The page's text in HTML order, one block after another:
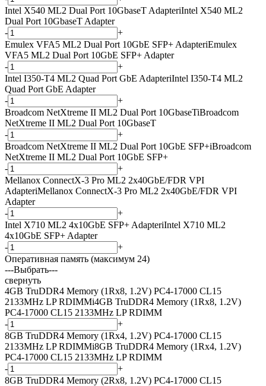
Intel X540 ML2 Dual Port 10GbaseT AdapteriIntel X540 ML2
Dual Port 10GbaseT Adapter
-
+
Emulex VFA5 ML2 Dual Port 10GbE SFP+ AdapteriEmulex
VFA5 ML2 Dual Port 10GbE SFP+ Adapter
-
+
Intel I350-T4 ML2 Quad Port GbE AdapteriIntel I350-T4 ML2
Quad Port GbE Adapter
-
+
Broadcom NetXtreme II ML2 Dual Port 10GbaseTiBroadcom
NetXtreme II ML2 Dual Port 10GbaseT
-
+
Broadcom NetXtreme II ML2 Dual Port 10GbE SFP+iBroadcom
NetXtreme II ML2 Dual Port 10GbE SFP+
-
+
Mellanox ConnectX-3 Pro ML2 2x40GbE/FDR VPI
AdapteriMellanox ConnectX-3 Pro ML2 2x40GbE/FDR VPI
Adapter
-
+
Intel X710 ML2 4x10GbE SFP+ AdapteriIntel X710 ML2
4x10GbE SFP+ Adapter
-
+
Оперативная память (максимум 24)
---Выбрать---
свернуть
4GB TruDDR4 Memory (1Rx8, 1.2V) PC4-17000 CL15
2133MHz LP RDIMMi4GB TruDDR4 Memory (1Rx8, 1.2V)
PC4-17000 CL15 2133MHz LP RDIMM
-
+
8GB TruDDR4 Memory (1Rx4, 1.2V) PC4-17000 CL15
2133MHz LP RDIMMi8GB TruDDR4 Memory (1Rx4, 1.2V)
PC4-17000 CL15 2133MHz LP RDIMM
-
+
8GB TruDDR4 Memory (2Rx8, 1.2V) PC4-17000 CL15